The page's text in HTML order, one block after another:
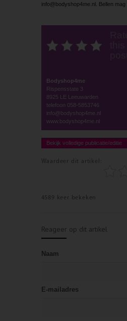
info@bodyshop4me.nl. Bellen mag
Bodyshop4me
Rispensstate 3
8925 LE Leeuwarden
telefoon 058-5853746
info@bodyshop4me.nl
www.bodyshop4me.nl
Bekijk volledige publicatie/editie
Waardeer dit artikel:
4589 keer bekeken
Reageer op dit artikel
Naam
E-mailadres